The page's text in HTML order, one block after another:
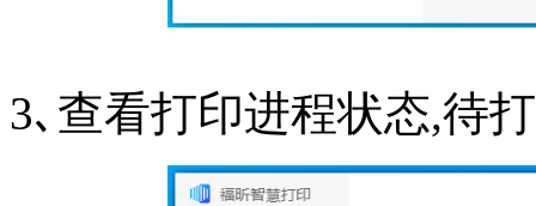
3､查看打印进程状态,待